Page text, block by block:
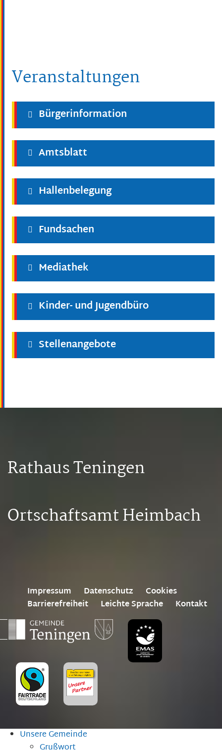
Veranstaltungen
Bürgerinformation
Amtsblatt
Hallenbelegung
Fundsachen
Mediathek
Kinder- und Jugendbüro
Stellenangebote
Rathaus Teningen
Ortschaftsamt Heimbach
Impressum Datenschutz
Cookies
Barrierefreiheit
Leichte Sprache Kontakt
Unsere Gemeinde
Grußwort